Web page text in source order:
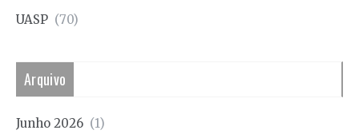
UASP (70)
Arquivo
Junho 2026 (1)